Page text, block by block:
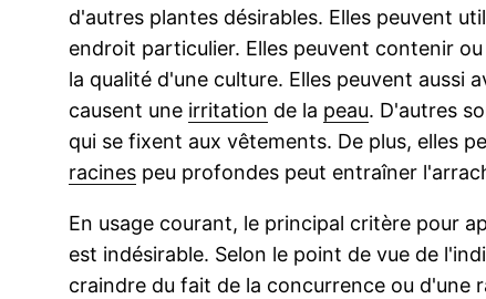
d'autres plantes désirables. Elles peuvent
endroit particulier. Elles peuvent contenir
la qualité d'une culture. Elles peuvent aussi
causent une irritation de la peau. D'autres
qui se fixent aux vêtements. De plus, elles
racines peu profondes peut entraîner
En usage courant, le principal critère pour
est indésirable. Selon le point de vue de
craindre du fait de la concurrence ou d'une